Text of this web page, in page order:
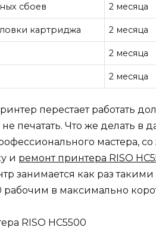
сбоев 2 месяца
картриджа 2 месяца
2 месяца
2 месяца
перестает работать
печатать. Что же делать в
мастера, со
и ремонт принтера RISO
занимается как раз
рабочим в максимально
RISO HC5500